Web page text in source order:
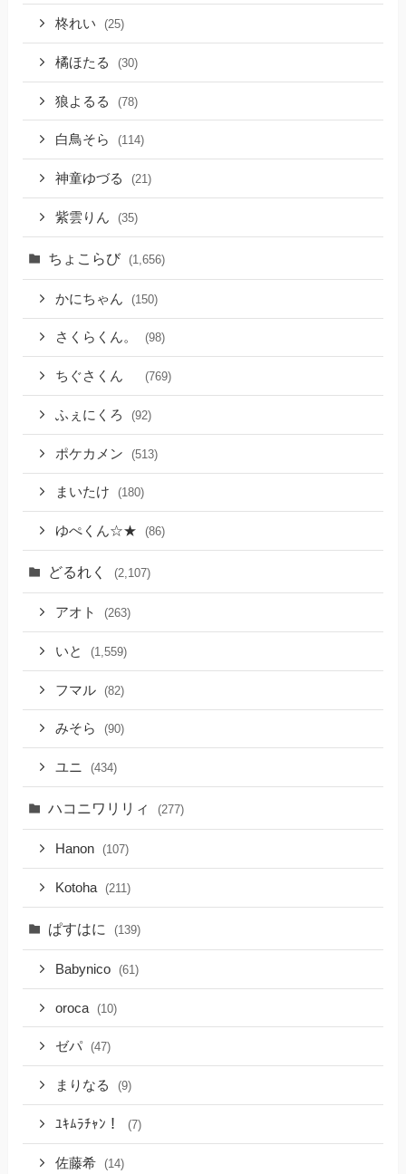
柊れい (25)
橘ほたる (30)
狼よるる (78)
白鳥そら (114)
神童ゆづる (21)
紫雲りん (35)
ちょこらび (1,656)
かにちゃん (150)
さくらくん。 (98)
ちぐさくん (769)
ふぇにくろ (92)
ポケカメン (513)
まいたけ (180)
ゆぺくん☆★ (86)
どるれく (2,107)
アオト (263)
いと (1,559)
フマル (82)
みそら (90)
ユニ (434)
ハコニワリリィ (277)
Hanon (107)
Kotoha (211)
ぱすはに (139)
Babynico (61)
oroca (10)
ゼパ (47)
まりなる (9)
ﾕｷﾑﾗﾁｬﾝ！ (7)
佐藤希 (14)